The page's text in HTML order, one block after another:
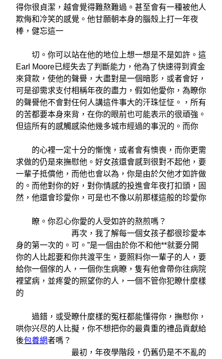
得你很貞潔，越會覺得難熬難過。甚至會有一種被他人
欺侮和冷笑的感覺。他甘願朝本身的腦殼上打一年夜
棒，健忘這一
切。你可以站在他的地位上想一想是不是如許。這
Earl Moore已經失去了判斷能力，他為了快速得到資金
來貸款，使他的聲譽，大盡對是一個暗影，或者會好，
可是卻需求支付相稱年夜的盡力，假如他愛你，為瞭你
的聲譽他不會對任何人講這件事大的汗珠怔怔。，所有
的苦都要本身來背，在你的眼前也可能表示的很頑強。
但這所有的感觸感染他幾多城市經過的事況的。而你
的心裡一定十分的慚愧，或者會有懊喪，而你更需
求做的仍是來撫慰他。好女孩還會感到很對不起他，要
一輩子抵償他，而他也會以為，你是由於欠他才如許做
的。而他對你的好，對你情感的投進會年夜打扣頭，固
然，他還會珍愛你，可是也不像以前那樣這般的珍愛你
瞭。你忍心你愛的人受如許的熬煎嗎？
再次，我了解每一個女孩子都很珍愛本
身的第一次的。可。”是一個由於你不和他**就要分開
你的人比起要和你共渡平生，要照料你一輩子的人，要
給你一個傢的人，一個你生病瞭，隻有他會帶你往病院
裡望病，並疼愛的照望你的人，一個不管你犯瞭什麼樣
的
過錯，或受瞭什麼樣的冤枉都能懂得你，撫慰你，
哄你兴尽的人比擬，你不想把你的最貴重的禮品貢獻給
後包養網者嗎？
最初，年夜學階段，仍舊仍是不不亂的